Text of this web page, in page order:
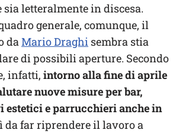
letteralmente in discesa.
generale, comunque, il
daMario Draghi sembra stia
di possibili aperture. Secondo
infatti, intorno alla fine di aprile
nuove misure per bar,
estetici e parrucchieri anche in
da far riprendere il lavoro a